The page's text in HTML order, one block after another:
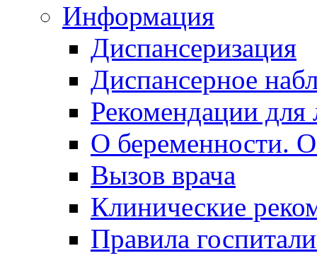
Информация
Диспансеризация
Диспансерное
Рекомендации для
О беременности.
Вызов врача
Клинические
Правила